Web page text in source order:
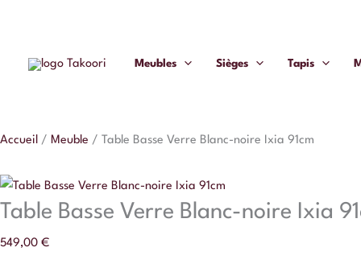
contenu
Meubles Sièges Tapis
Accueil / Meuble / Table Basse Verre Blanc-noire Ixia 91cm
Table Basse Verre Blanc-noire Ixia
549,00 €